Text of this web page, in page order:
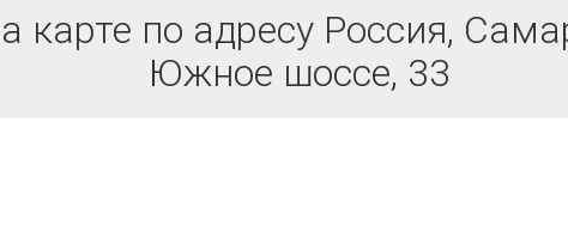
карте по адресу Россия,
Южное шоссе, 33